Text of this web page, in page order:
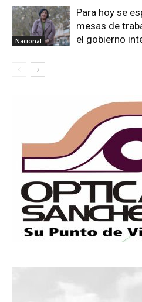
Nacional
Para hoy se
mesas de
el gobierno